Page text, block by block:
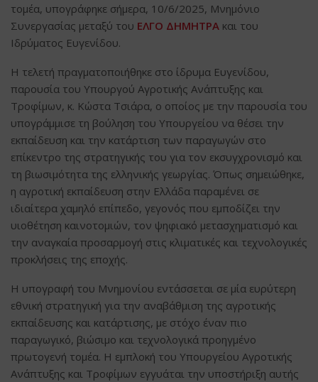
τομέα, υπογράφηκε σήμερα, 10/6/2025, Μνημόνιο
Συνεργασίας μεταξύ του ΕΛΓΟ ΔΗΜΗΤΡΑ και του
Ιδρύματος Ευγενίδου.
Η τελετή πραγματοποιήθηκε στο ίδρυμα Ευγενίδου,
παρουσία του Υπουργού Αγροτικής Ανάπτυξης και
Τροφίμων, κ. Κώστα Τσιάρα, ο οποίος με την παρουσία του
υπογράμμισε τη βούληση του Υπουργείου να θέσει την
εκπαίδευση και την κατάρτιση των παραγωγών στο
επίκεντρο της στρατηγικής του για τον εκσυγχρονισμό και
τη βιωσιμότητα της ελληνικής γεωργίας. Όπως σημειώθηκε,
η αγροτική εκπαίδευση στην Ελλάδα παραμένει σε
ιδιαίτερα χαμηλό επίπεδο, γεγονός που εμποδίζει την
υιοθέτηση καινοτομιών, τον ψηφιακό μετασχηματισμό και
την αναγκαία προσαρμογή στις κλιματικές και τεχνολογικές
προκλήσεις της εποχής.
Η υπογραφή του Μνημονίου εντάσσεται σε μία ευρύτερη
εθνική στρατηγική για την αναβάθμιση της αγροτικής
εκπαίδευσης και κατάρτισης, με στόχο έναν πιο
παραγωγικό, βιώσιμο και τεχνολογικά προηγμένο
πρωτογενή τομέα. Η εμπλοκή του Υπουργείου Αγροτικής
Ανάπτυξης και Τροφίμων εγγυάται την υποστήριξη αυτής